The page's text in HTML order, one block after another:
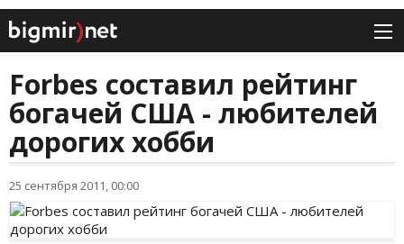
Forbes составил рейтинг
богачей США - любителей
дорогих хобби
25 сентября 2011, 00:00